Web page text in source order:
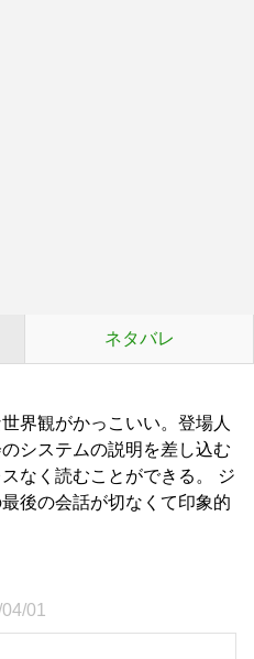
ネタバレ
界観がかっこいい。登場人
システムの説明を差し込む
なく読むことができる。 ジ
後の会話が切なくて印象的
01